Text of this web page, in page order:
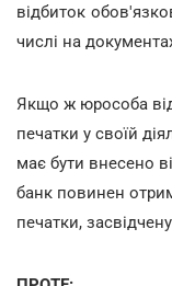
відбиток
числі на
Якщо ж юрособа
печатки у своїй
має бути внесено
банк повинен
печатки,